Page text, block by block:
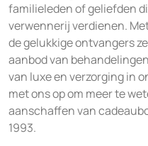
familieleden of geliefden
verwennerij verdienen.
de gelukkige ontvangers
aanbod van
van luxe en verzorging in
met ons op om meer te
aanschaffen van
1993.